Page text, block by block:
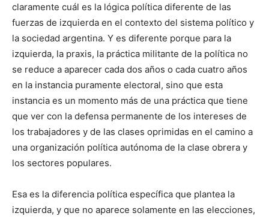
claramente cuál es la lógica política diferente de las
fuerzas de izquierda en el contexto del sistema político y
la sociedad argentina. Y es diferente porque para la
izquierda, la praxis, la práctica militante de la política no
se reduce a aparecer cada dos años o cada cuatro años
en la instancia puramente electoral, sino que esta
instancia es un momento más de una práctica que tiene
que ver con la defensa permanente de los intereses de
los trabajadores y de las clases oprimidas en el camino a
una organización política autónoma de la clase obrera y
los sectores populares.
Esa es la diferencia política específica que plantea la
izquierda, y que no aparece solamente en las elecciones,